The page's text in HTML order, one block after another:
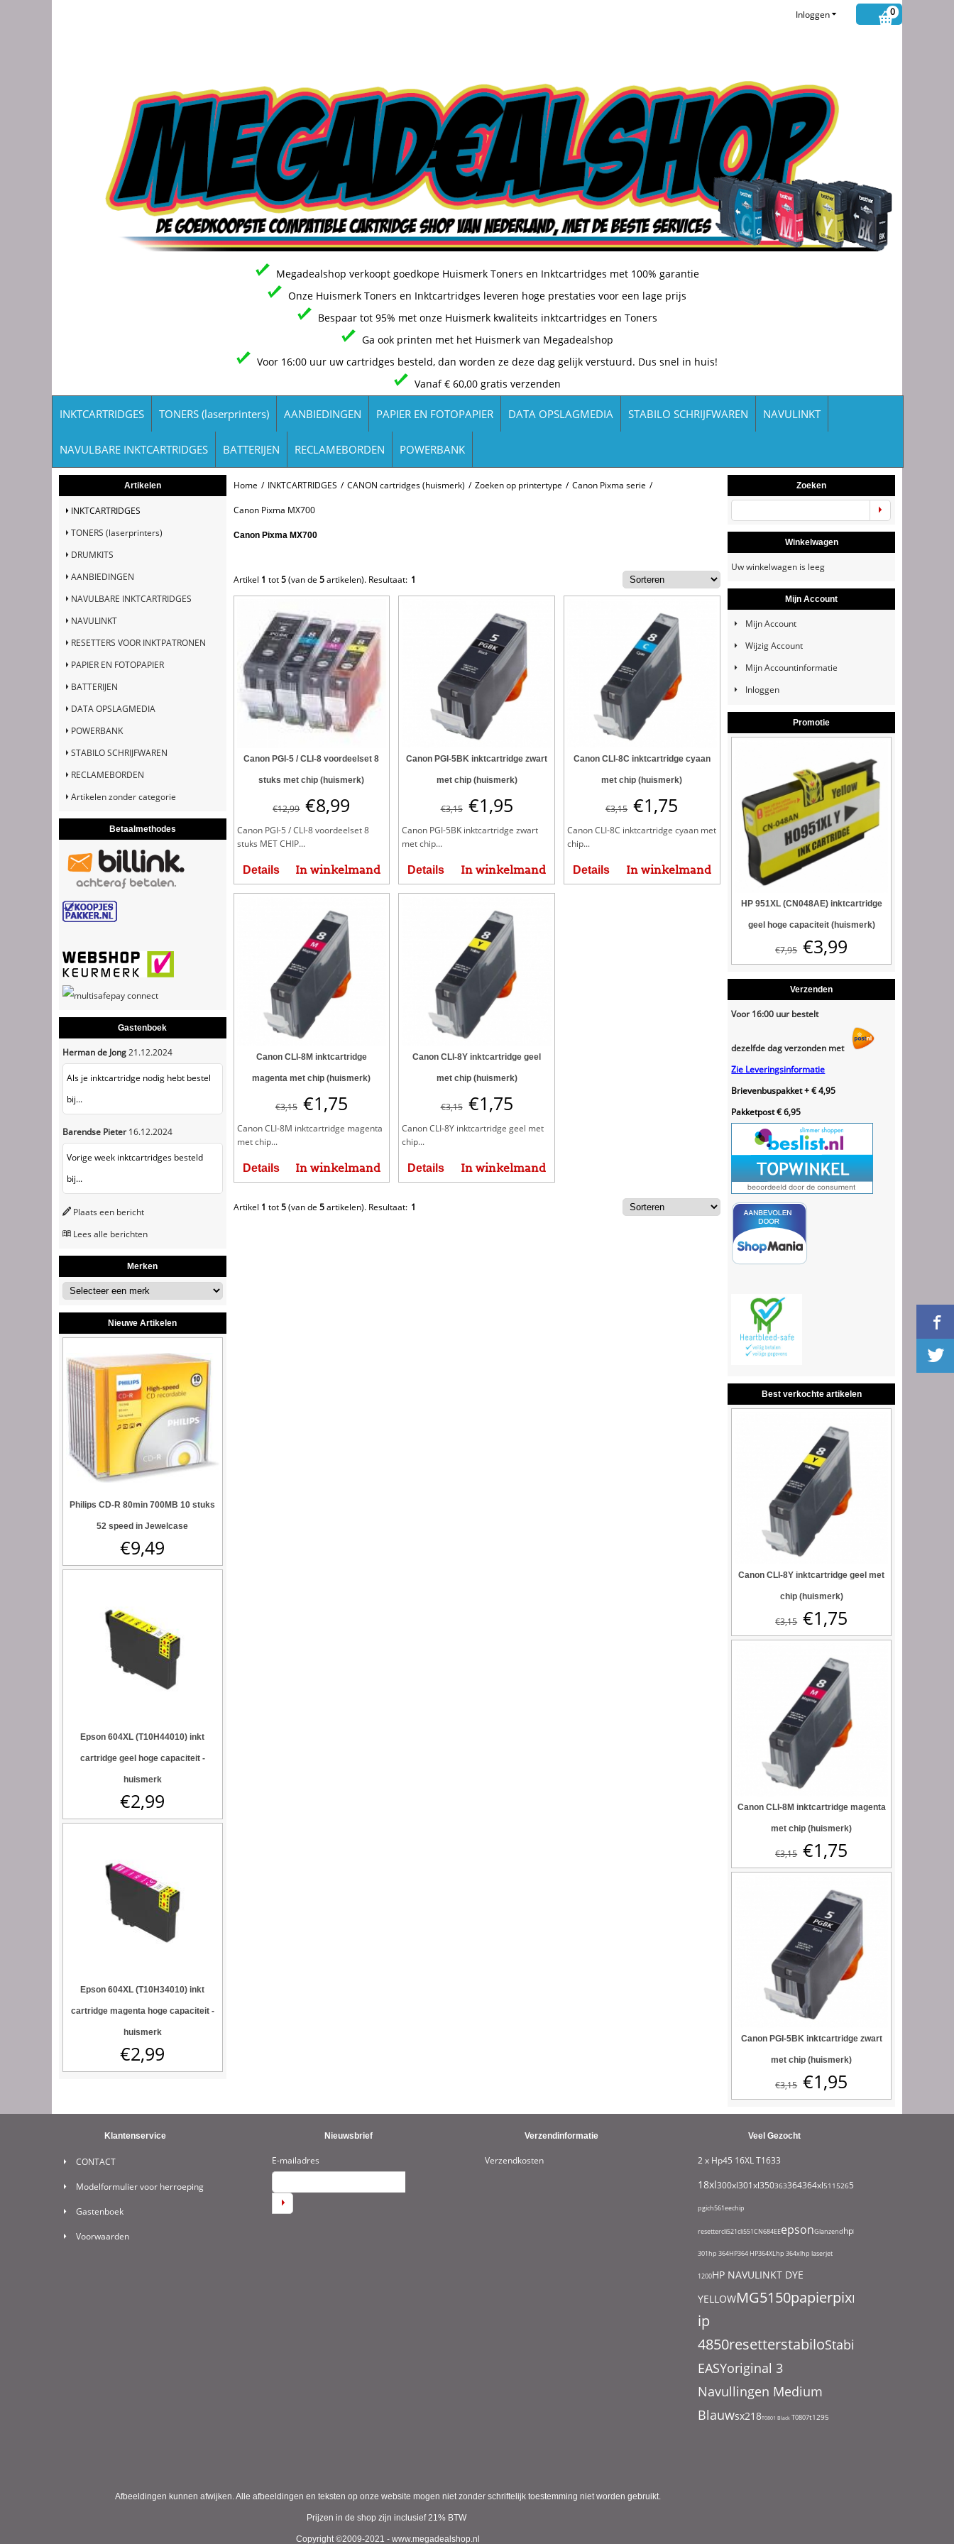
0
Inloggen
Megadealshop verkoopt goedkope Huismerk Toners en Inktcartridges met 100% garantie
Onze Huismerk Toners en Inktcartridges leveren hoge prestaties voor een lage prijs
Bespaar tot 95% met onze Huismerk kwaliteits inktcartridges en Toners
Ga ook printen met het Huismerk van Megadealshop
Voor 16:00 uur uw cartridges besteld, dan worden ze deze dag gelijk verstuurd. Dus snel in huis!
Vanaf € 60,00 gratis verzenden
INKTCARTRIDGES TONERS (laserprinters) AANBIEDINGEN PAPIER EN FOTOPAPIER DATA OPSLAGMEDIA STABILO SCHRIJFWAREN NAVULINKT
NAVULBARE INKTCARTRIDGES BATTERIJEN RECLAMEBORDEN POWERBANK
Artikelen
INKTCARTRIDGES
TONERS (laserprinters)
DRUMKITS
AANBIEDINGEN
NAVULBARE INKTCARTRIDGES
NAVULINKT
RESETTERS VOOR INKTPATRONEN
PAPIER EN FOTOPAPIER
BATTERIJEN
DATA OPSLAGMEDIA
POWERBANK
STABILO SCHRIJFWAREN
RECLAMEBORDEN
Artikelen zonder categorie
Betaalmethodes
Gastenboek
Herman de Jong21.12.2024
Als je inktcartridge nodig hebt bestel
bij...
Barendse Pieter 16.12.2024
Vorige week inktcartridges besteld
bij...
Plaats een bericht
Lees alle berichten
Merken
Nieuwe Artikelen
Philips CD-R 80min 700MB 10 stuks
52 speed in Jewelcase
€9,49
Epson 604XL (T10H44010) inkt
cartridge geel hoge capaciteit -
huismerk
€2,99
Epson 604XL (T10H34010) inkt
cartridge magenta hoge capaciteit -
huismerk
€2,99
Home / INKTCARTRIDGES / CANON cartridges (huismerk) / Zoeken op printertype / Canon Pixma serie /
Canon Pixma MX700
Canon Pixma MX700
Artikel 1 tot5(van de 5artikelen). Resultaat: 1
Canon PGI-5 / CLI-8 voordeelset 8
stuks met chip (huismerk)
€12,99 €8,99
Canon PGI-5 / CLI-8 voordeelset 8
stuks MET CHIP...
Details In winkelmand
Canon PGI-5BK inktcartridge zwart
met chip (huismerk)
€3,15 €1,95
Canon PGI-5BK inktcartridge zwart
met chip...
Details In winkelmand
Canon CLI-8C inktcartridge cyaan
met chip (huismerk)
€3,15 €1,75
Canon CLI-8C inktcartridge cyaan met
chip...
Details In winkelmand
Canon CLI-8M inktcartridge
magenta met chip (huismerk)
€3,15 €1,75
Canon CLI-8M inktcartridge magenta
met chip...
Details In winkelmand
Canon CLI-8Y inktcartridge geel
met chip (huismerk)
€3,15 €1,75
Canon CLI-8Y inktcartridge geel met
chip...
Details In winkelmand
Artikel 1 tot5(van de 5artikelen). Resultaat: 1
Zoeken
Winkelwagen
Uw winkelwagen is leeg
Mijn Account
Mijn Account
Wijzig Account
Mijn Accountinformatie
Inloggen
Promotie
HP 951XL (CN048AE) inktcartridge
geel hoge capaciteit (huismerk)
€7,95 €3,99
Verzenden
Voor 16:00 uur bestelt
dezelfde dag verzonden met
Zie Leveringsinformatie
Brievenbuspakket + € 4,95
Pakketpost € 6,95
Best verkochte artikelen
Canon CLI-8Y inktcartridge geel met
chip (huismerk)
€3,15 €1,75
Canon CLI-8M inktcartridge magenta
met chip (huismerk)
€3,15 €1,75
Canon PGI-5BK inktcartridge zwart
met chip (huismerk)
€3,15 €1,95
Klantenservice
CONTACT
Modelformulier voor herroeping
Gastenboek
Voorwaarden
Nieuwsbrief
E-mailadres
Verzendinformatie
Verzendkosten
Veel Gezocht
2 x Hp45 16XL T1633
18xl300xl301xl350363364364xl511526550
pgich561eechip
resettercli521cli551CN684EEepsonGlanzendhphp
301hp 364HP364 HP364XLhp 364xlhp laserjet
1200HP NAVULINKT DYE
YELLOWMG5150papierpixma
ip
4850resetterstabiloStabilo
EASYoriginal 3
Navullingen Medium
Blauwsx218T0801 Black T0807t1295
Afbeeldingen kunnen afwijken. Alle afbeeldingen en teksten op onze website mogen niet zonder schriftelijk toestemming niet worden gebruikt.
Prijzen in de shop zijn inclusief 21% BTW
Copyright ©2009-2021 - www.megadealshop.nl